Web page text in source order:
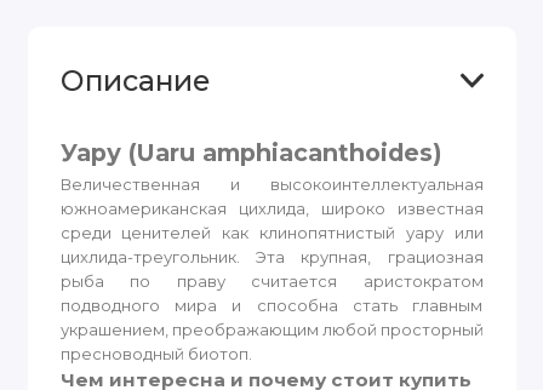
Описание
Уару (Uaru amphiacanthoides)
Величественная и высокоинтеллектуальная
южноамериканская цихлида, широко известная
среди ценителей как клинопятнистый уару или
цихлида-треугольник. Эта крупная, грациозная
рыба по праву считается аристократом
подводного мира и способна стать главным
украшением, преображающим любой просторный
пресноводный биотоп.
Чем интересна и почему стоит купить